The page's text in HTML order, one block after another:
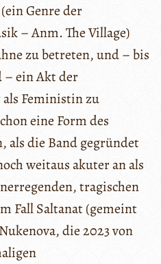
Genre der
– Anm. The Village)
zu betreten, und – bis
– ein Akt der
Feministin zu
eine Form des
als die Band gegründet
weitaus akuter an als
tragischen
Fall Saltanat (gemeint
die 2023 von